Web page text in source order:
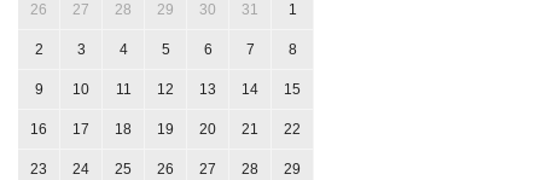
26 27 28 29 30 31 1
2 3 4 5 6 7 8
9 10 11 12 13 14 15
16 17 18 19 20 21 22
23 24 25 26 27 28 29